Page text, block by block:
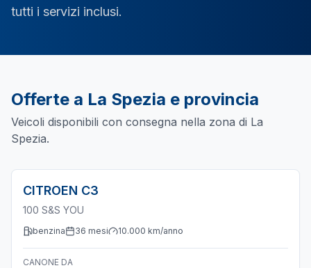
tutti i servizi inclusi.
Offerte a La Spezia e provincia
Veicoli disponibili con consegna nella zona di La
Spezia.
CITROEN C3
100 S&S YOU
benzina 36 mesi 10.000 km/anno
CANONE DA